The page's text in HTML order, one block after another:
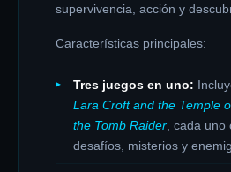
supervivencia, acción y
Características principales:
Tres juegos en uno:
Lara Croft and the Temple
the Tomb Raider , cada
desafíos, misterios y